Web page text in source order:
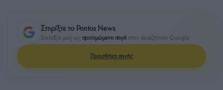
Στηρίξτε το Pontos News
Επιλέξτε μας ως προτιμώμενη πηγή στην Αναζήτηση Google
Προσθήκη πηγής